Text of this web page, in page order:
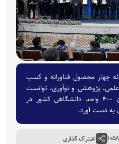
چهار محصول فناورانه و کسب
پژوهشی و نوآوری، توانست
عنوان استان برتر را در میان ۴۰۰ واحد دانشگاهی کشور در
به دست آورد.
اشتراک گذاری